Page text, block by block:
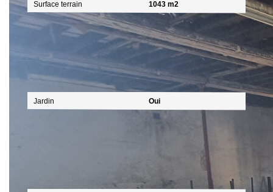
Surface terrain 1043 m2
Extérieur
Jardin Oui